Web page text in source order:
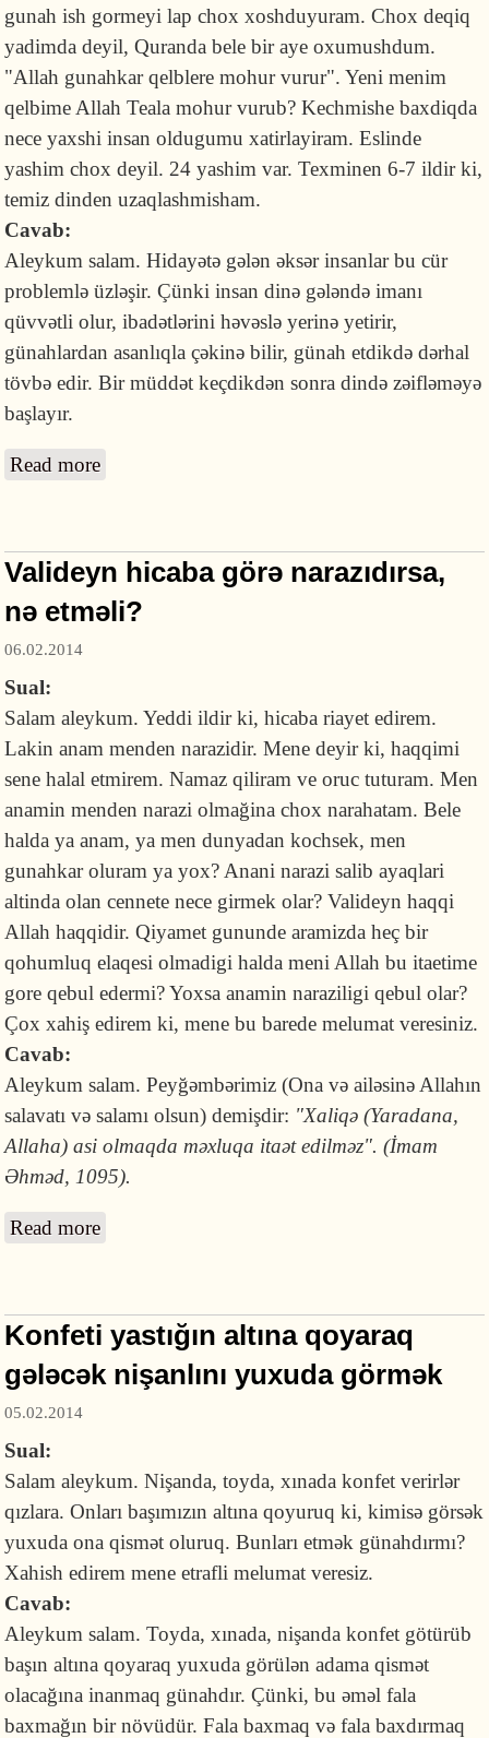
gunah ish gormeyi lap chox xoshduyuram. Chox deqiq
yadimda deyil, Quranda bele bir aye oxumushdum.
"Allah gunahkar qelblere mohur vurur". Yeni menim
qelbime Allah Teala mohur vurub? Kechmishe baxdiqda
nece yaxshi insan oldugumu xatirlayiram. Eslinde
yashim chox deyil. 24 yashim var. Texminen 6-7 ildir ki,
temiz dinden uzaqlashmisham.
Cavab:
Aleykum salam. Hidayətə gələn əksər insanlar bu cür
problemlə üzləşir. Çünki insan dinə gələndə imanı
qüvvətli olur, ibadətlərini həvəslə yerinə yetirir,
günahlardan asanlıqla çəkinə bilir, günah etdikdə dərhal
tövbə edir. Bir müddət keçdikdən sonra dində zəifləməyə
başlayır.
Read more
Valideyn hicaba görə narazıdırsa,
nə etməli?
06.02.2014
Sual:
Salam aleykum. Yeddi ildir ki, hicaba riayet edirem.
Lakin anam menden narazidir. Mene deyir ki, haqqimi
sene halal etmirem. Namaz qiliram ve oruc tuturam. Men
anamin menden narazi olmağina chox narahatam. Bele
halda ya anam, ya men dunyadan kochsek, men
gunahkar oluram ya yox? Anani narazi salib ayaqlari
altinda olan cennete nece girmek olar? Valideyn haqqi
Allah haqqidir. Qiyamet gununde aramizda heç bir
qohumluq elaqesi olmadigi halda meni Allah bu itaetime
gore qebul edermi? Yoxsa anamin naraziligi qebul olar?
Çox xahiş edirem ki, mene bu barede melumat veresiniz.
Cavab:
Aleykum salam. Peyğəmbərimiz (Ona və ailəsinə Allahın
salavatı və salamı olsun) demişdir: "Xaliqə (Yaradana,
Allaha) asi olmaqda məxluqa itaət edilməz". (İmam
Əhməd, 1095).
Read more
Konfeti yastığın altına qoyaraq
gələcək nişanlını yuxuda görmək
05.02.2014
Sual:
Salam aleykum. Nişanda, toyda, xınada konfet verirlər
qızlara. Onları başımızın altına qoyuruq ki, kimisə görsək
yuxuda ona qismət oluruq. Bunları etmək günahdırmı?
Xahish edirem mene etrafli melumat veresiz.
Cavab:
Aleykum salam. Toyda, xınada, nişanda konfet götürüb
başın altına qoyaraq yuxuda görülən adama qismət
olacağına inanmaq günahdır. Çünki, bu əməl fala
baxmağın bir növüdür. Fala baxmaq və fala baxdırmaq